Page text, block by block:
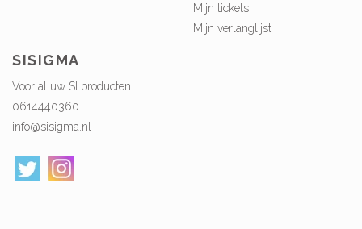
Mijn tickets
Mijn verlanglijst
SISIGMA
Voor al uw SI producten
0614440360
info@sisigma.nl